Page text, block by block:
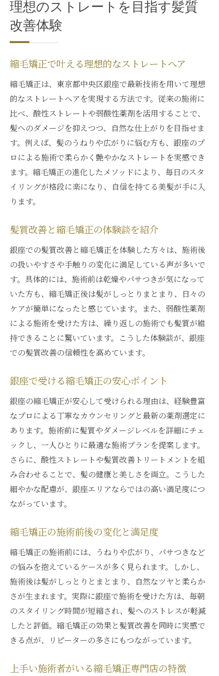
理想のストレートを目指す髪質
改善体験
縮毛矯正で叶える理想的なストレートヘア
縮毛矯正は、東京都中央区銀座で最新技術を用いて理想
的なストレートヘアを実現する方法です。従来の施術に
比べ、酸性ストレートや弱酸性薬剤を活用することで、
髪へのダメージを抑えつつ、自然な仕上がりを目指せま
す。例えば、髪のうねりや広がりに悩む方も、銀座のプ
ロによる施術で柔らかく艶やかなストレートを実感でき
ます。縮毛矯正の進化したメソッドにより、毎日のスタ
イリングが格段に楽になり、自信を持てる美髪が手に入
ります。
髪質改善と縮毛矯正の体験談を紹介
銀座での髪質改善と縮毛矯正を体験した方々は、施術後
の扱いやすさや手触りの変化に満足している声が多いで
す。具体的には、施術前は乾燥やパサつきが気になって
いた方も、縮毛矯正後は髪がしっとりまとまり、日々の
ケアが簡単になったと感じています。また、弱酸性薬剤
による施術を受けた方は、繰り返しの施術でも髪質が維
持できることに驚いています。こうした体験談が、銀座
での髪質改善の信頼性を高めています。
銀座で受ける縮毛矯正の安心ポイント
銀座の縮毛矯正が安心して受けられる理由は、経験豊富
なプロによる丁寧なカウンセリングと最新の薬剤選定に
あります。施術前に髪質やダメージレベルを詳細にチェ
ックし、一人ひとりに最適な施術プランを提案します。
さらに、酸性ストレートや髪質改善トリートメントを組
み合わせることで、髪の健康と美しさを両立。こうした
細やかな配慮が、銀座エリアならではの高い満足度につ
ながっています。
縮毛矯正の施術前後の変化と満足度
縮毛矯正の施術前には、うねりや広がり、パサつきなど
の悩みを抱えているケースが多く見られます。しかし、
施術後は髪がしっとりとまとまり、自然なツヤと柔らか
さが生まれます。実際に銀座で施術を受けた方は、毎朝
のスタイリング時間が短縮され、髪へのストレスが軽減
したと評価。縮毛矯正の効果と髪質改善を同時に実感で
きる点が、リピーターの多さにもつながっています。
上手い施術者がいる縮毛矯正専門店の特徴